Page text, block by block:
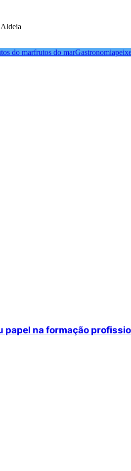
do marfrutos do marGastronomia
papel na formação